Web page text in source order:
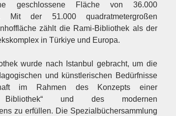
geschlossene Fläche von 36.000
Mit der 51.000 quadratmetergroßen
zählt die Rami-Bibliothek als der
in Türkiye und Europa.
wurde nach Istanbul gebracht, um die
und künstlerischen Bedürfnisse
im Rahmen des Konzepts einer
Bibliothek“ und des modernen
zu erfüllen. Die Spezialbüchersammlung